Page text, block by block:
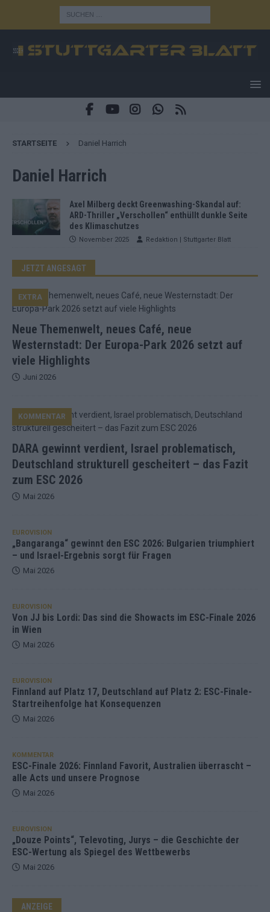
STARTSEITE Daniel Harrich
Daniel Harrich
Axel Milberg deckt Greenwashing-Skandal auf:
ARD-Thriller „Verschollen“ enthüllt dunkle Seite
des Klimaschutzes
November 2025 Redaktion | Stuttgarter Blatt
JETZT ANGESAGT
Neue Themenwelt, neues Café, neue
Westernstadt: Der Europa-Park 2026 setzt auf
viele Highlights
EXTRA
Juni 2026
DARA gewinnt verdient, Israel problematisch,
Deutschland strukturell gescheitert – das Fazit
zum ESC 2026
KOMMENTAR
Mai 2026
EUROVISION
„Bangaranga“ gewinnt den ESC 2026: Bulgarien triumphiert
– und Israel-Ergebnis sorgt für Fragen
Mai 2026
EUROVISION
Von JJ bis Lordi: Das sind die Showacts im ESC-Finale 2026
in Wien
Mai 2026
EUROVISION
Finnland auf Platz 17, Deutschland auf Platz 2: ESC-Finale-
Startreihenfolge hat Konsequenzen
Mai 2026
KOMMENTAR
ESC-Finale 2026: Finnland Favorit, Australien überrascht –
alle Acts und unsere Prognose
Mai 2026
EUROVISION
„Douze Points“, Televoting, Jurys – die Geschichte der
ESC-Wertung als Spiegel des Wettbewerbs
Mai 2026
ANZEIGE